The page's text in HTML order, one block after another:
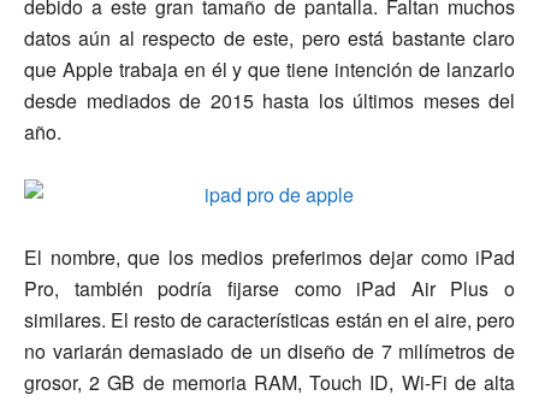
debido a este gran tamaño de pantalla. Faltan muchos
datos aún al respecto de este, pero está bastante claro
que Apple trabaja en él y que tiene intención de lanzarlo
desde mediados de 2015 hasta los últimos meses del
año.
El nombre, que los medios preferimos dejar como iPad
Pro, también podría fijarse como iPad Air Plus o
similares. El resto de características están en el aire, pero
no variarán demasiado de un diseño de 7 milímetros de
grosor, 2 GB de memoria RAM, Touch ID, Wi-Fi de alta